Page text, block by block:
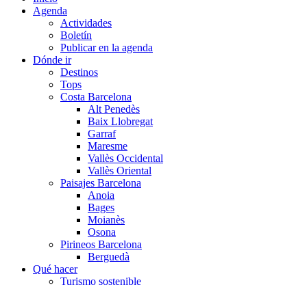
Agenda
Actividades
Boletín
Publicar en la agenda
Dónde ir
Destinos
Tops
Costa Barcelona
Alt Penedès
Baix Llobregat
Garraf
Maresme
Vallès Occidental
Vallès Oriental
Paisajes Barcelona
Anoia
Bages
Moianès
Osona
Pirineos Barcelona
Berguedà
Qué hacer
Turismo sostenible